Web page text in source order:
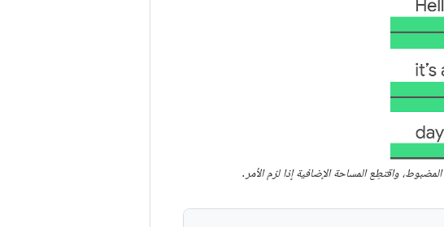
المضبوط، واقتطِع المساحة الإضافية إذا لزم الأمر.